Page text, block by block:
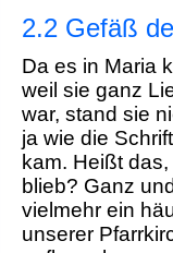
2.2 Gefäß
Da es in Maria
weil sie ganz
war, stand sie
ja wie die
kam. Heißt
blieb? Ganz
vielmehr ein
unserer